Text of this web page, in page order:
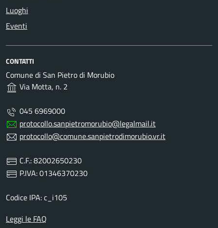
Luoghi
Eventi
CONTATTI
Comune di San Pietro di Morubio
Via Motta, n. 2
045 6969000
protocollo.sanpietromorubio@legalmail.it
protocollo@comune.sanpietrodimorubio.vr.it
C.F.: 82002650230
P.IVA: 01346370230
Codice IPA: c_i105
Leggi le FAQ